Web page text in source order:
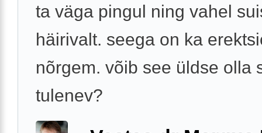
ta väga pingul ning vahel
häirivalt. seega on ka
nõrgem. võib see üldse olla
tulenev?